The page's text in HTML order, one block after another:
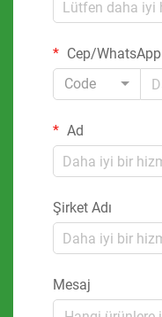
Cep/WhatsApp
Code
Ad
Şirket Adı
Mesaj